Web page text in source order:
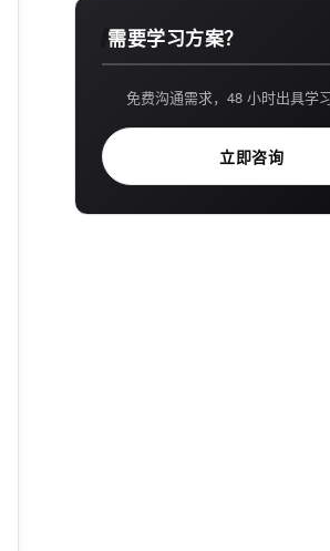
需要学习方案？
免费沟通需求，48 小时出具学
立即咨询